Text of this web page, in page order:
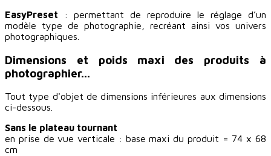
EasyPreset : permettant de reproduire le réglage d’un
modèle type de photographie, recréant ainsi vos univers
photographiques.
Dimensions et poids maxi des produits à
photographier...
Tout type d'objet de dimensions inférieures aux dimensions
ci-dessous.
Sans le plateau tournant
en prise de vue verticale : base maxi du produit = 74 x 68
cm